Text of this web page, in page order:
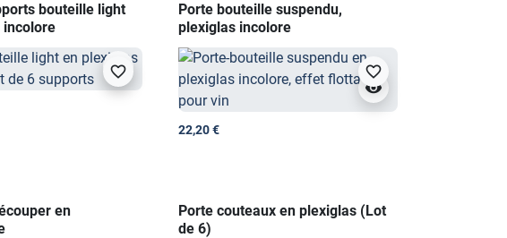
bouteille light
incolore
visibility
favorite_border
Porte bouteille suspendu,
plexiglas incolore
visibility
favorite_border
22,20 €
en
Porte couteaux en plexiglas (Lot
de 6)